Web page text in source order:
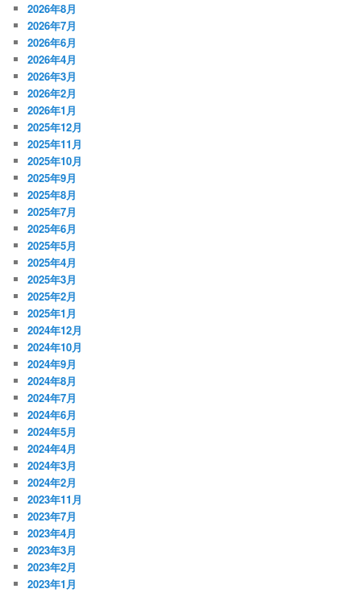
2026年8月
2026年7月
2026年6月
2026年4月
2026年3月
2026年2月
2026年1月
2025年12月
2025年11月
2025年10月
2025年9月
2025年8月
2025年7月
2025年6月
2025年5月
2025年4月
2025年3月
2025年2月
2025年1月
2024年12月
2024年10月
2024年9月
2024年8月
2024年7月
2024年6月
2024年5月
2024年4月
2024年3月
2024年2月
2023年11月
2023年7月
2023年4月
2023年3月
2023年2月
2023年1月